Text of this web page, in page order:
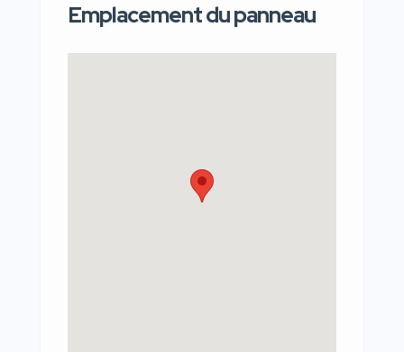
Emplacement du panneau